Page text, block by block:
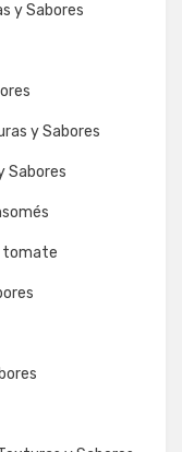
y Sabores
y Sabores
Sabores
tomate